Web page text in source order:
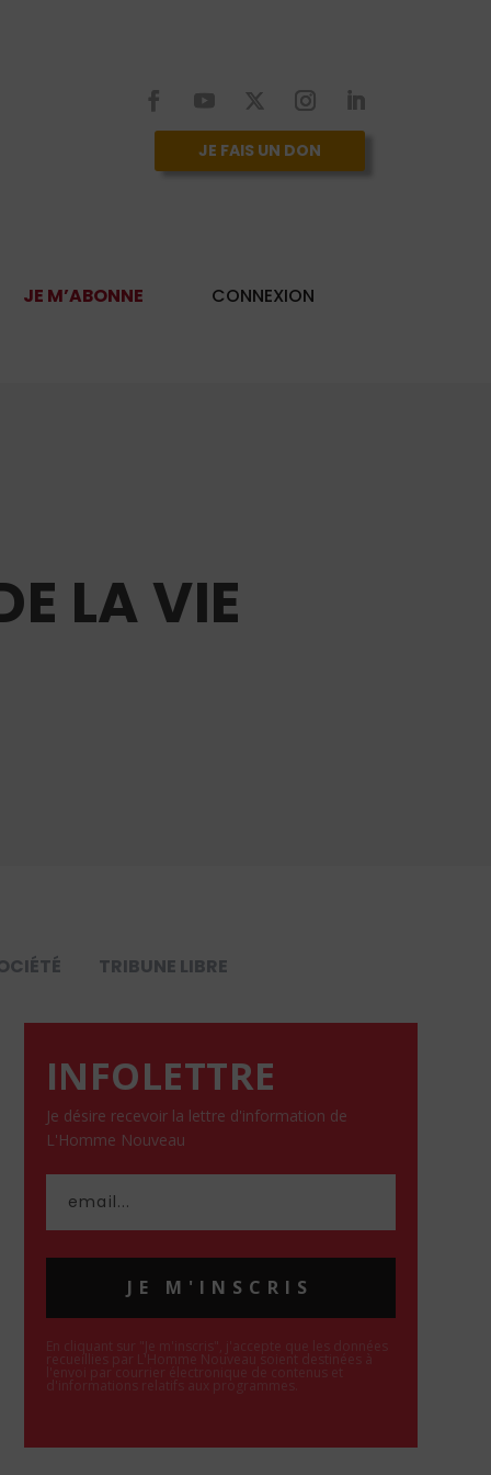
JE FAIS UN DON
JE M’ABONNE CONNEXION
LA VIE
TRIBUNE LIBRE
INFOLETTRE
Je désire recevoir la lettre d'information de
L'Homme Nouveau
JE M'INSCRIS
En cliquant sur "Je m'inscris", j'accepte que les données
recueillies par L'Homme Nouveau soient destinées à
l'envoi par courrier électronique de contenus et
d'informations relatifs aux programmes.